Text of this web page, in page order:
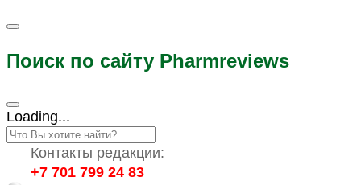
Поиск по сайту Pharmreviews
Loading...
Контакты редакции:
+7 701 799 24 83